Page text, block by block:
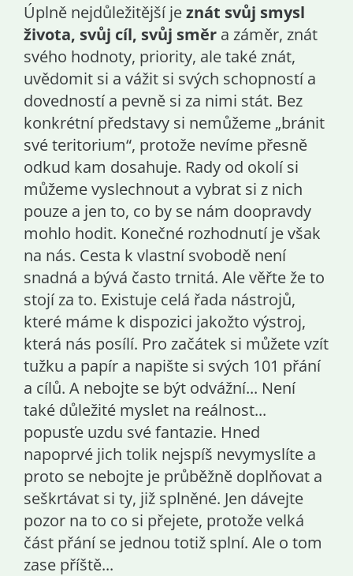
Úplně nejdůležitější jeznát svůj smysl
života, svůj cíl, svůj směr a záměr, znát
svého hodnoty, priority, ale také znát,
uvědomit si a vážit si svých schopností a
dovedností a pevně si za nimi stát. Bez
konkrétní představy si nemůžeme „bránit
své teritorium“, protože nevíme přesně
odkud kam dosahuje. Rady od okolí si
můžeme vyslechnout a vybrat si z nich
pouze a jen to, co by se nám doopravdy
mohlo hodit. Konečné rozhodnutí je však
na nás. Cesta k vlastní svobodě není
snadná a bývá často trnitá. Ale věřte že to
stojí za to. Existuje celá řada nástrojů,
které máme k dispozici jakožto výstroj,
která nás posílí. Pro začátek si můžete vzít
tužku a papír a napište si svých 101 přání
a cílů. A nebojte se být odvážní... Není
také důležité myslet na reálnost...
popusťe uzdu své fantazie. Hned
napoprvé jich tolik nejspíš nevymyslíte a
proto se nebojte je průběžně doplňovat a
seškrtávat si ty, již splněné. Jen dávejte
pozor na to co si přejete, protože velká
část přání se jednou totiž splní. Ale o tom
zase příště...